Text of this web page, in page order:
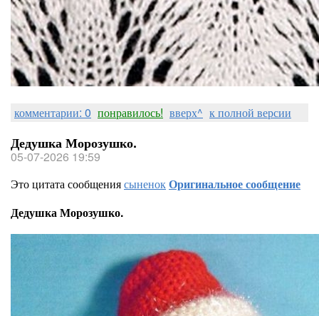
комментарии: 0 понравилось! вверх^ к полной версии
Дедушка Морозушко.
05-07-2026 19:59
Это цитата сообщениясыненокОригинальное сообщение
Дедушка Морозушко.